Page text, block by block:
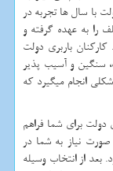
با سال ها تجربه در
را به عهده گرفته و
باربری دولت
سنگین و آسیب پذیر
انجام میگیرد که
دولت برای شما فراهم
نیاز به شما در
بعد از انتخاب وسیله